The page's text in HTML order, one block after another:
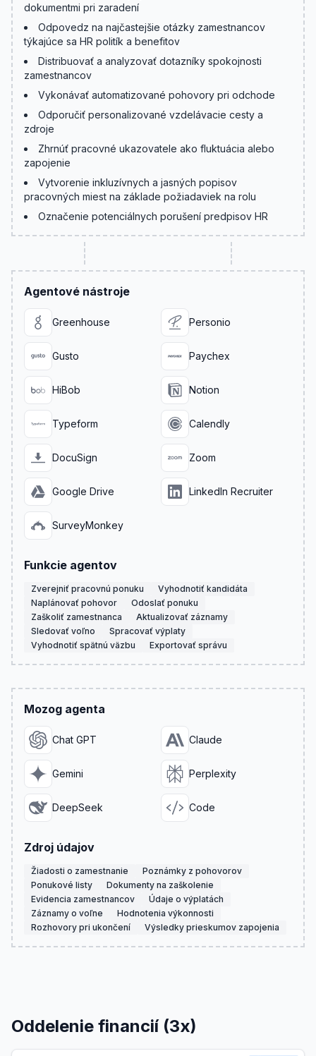
dokumentmi pri zaradení
Odpovedz na najčastejšie otázky zamestnancov
týkajúce sa HR politík a benefitov
Distribuovať a analyzovať dotazníky spokojnosti
zamestnancov
Vykonávať automatizované pohovory pri odchode
Odporučiť personalizované vzdelávacie cesty a
zdroje
Zhrnúť pracovné ukazovatele ako fluktuácia alebo
zapojenie
Vytvorenie inkluzívnych a jasných popisov
pracovných miest na základe požiadaviek na rolu
Označenie potenciálnych porušení predpisov HR
Agentové nástroje
Greenhouse Personio
Gusto Paychex
HiBob Notion
Typeform Calendly
DocuSign Zoom
Google Drive LinkedIn Recruiter
SurveyMonkey
Funkcie agentov
Zverejniť pracovnú ponuku
Vyhodnotiť kandidáta
Naplánovať pohovor
Odoslať ponuku
Zaškoliť zamestnanca
Aktualizovať záznamy
Sledovať voľno
Spracovať výplaty
Vyhodnotiť spätnú väzbu
Exportovať správu
Mozog agenta
Chat GPT Claude
Gemini Perplexity
DeepSeek Code
Zdroj údajov
Žiadosti o zamestnanie
Poznámky z pohovorov
Ponukové listy
Dokumenty na zaškolenie
Evidencia zamestnancov
Údaje o výplatách
Záznamy o voľne
Hodnotenia výkonnosti
Rozhovory pri ukončení
Výsledky prieskumov zapojenia
Oddelenie financií (3x)